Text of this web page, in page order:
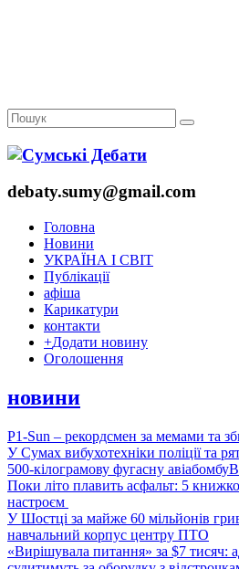
debaty.sumy@gmail.com
Головна
Новини
УКРАЇНА І СВІТ
Публікації
афіша
Карикатури
контакти
+Додати новину
Оголошення
новини
P1-Sun – рекордсмен за мемами та
У Сумах вибухотехніки поліції та
500-кілограмову фугасну авіабомбу
Поки літо плавить асфальт: 5
настроєм
У Шостці за майже 60 мільйонів
навчальний корпус центру ПТО
«Вирішувала питання» за $7 тисяч: